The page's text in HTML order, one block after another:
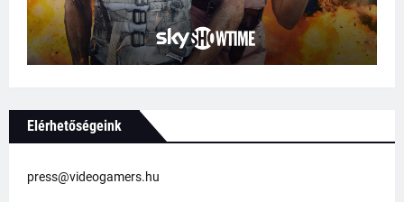
Elérhetőségeink
press@videogamers.hu